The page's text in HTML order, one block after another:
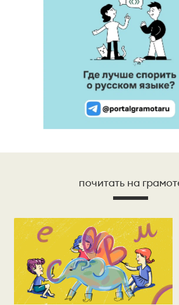
почитать на